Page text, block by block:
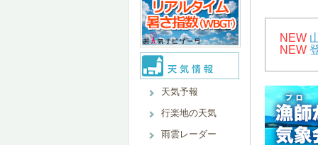
天気予報
行楽地の天気
雨雲レーダー
NEW
NEW